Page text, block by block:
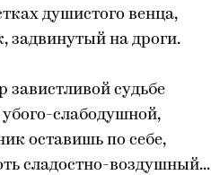
душистого венца,
задвинутый на дроги.
завистливой судьбе
слабодушной,
оставишь по себе,
сладостно-воздушный...